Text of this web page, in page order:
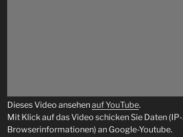
Dieses Video ansehenauf YouTube.
Mit Klick auf das Video schicken Sie Daten
Browserinformationen) an Google-Youtube.